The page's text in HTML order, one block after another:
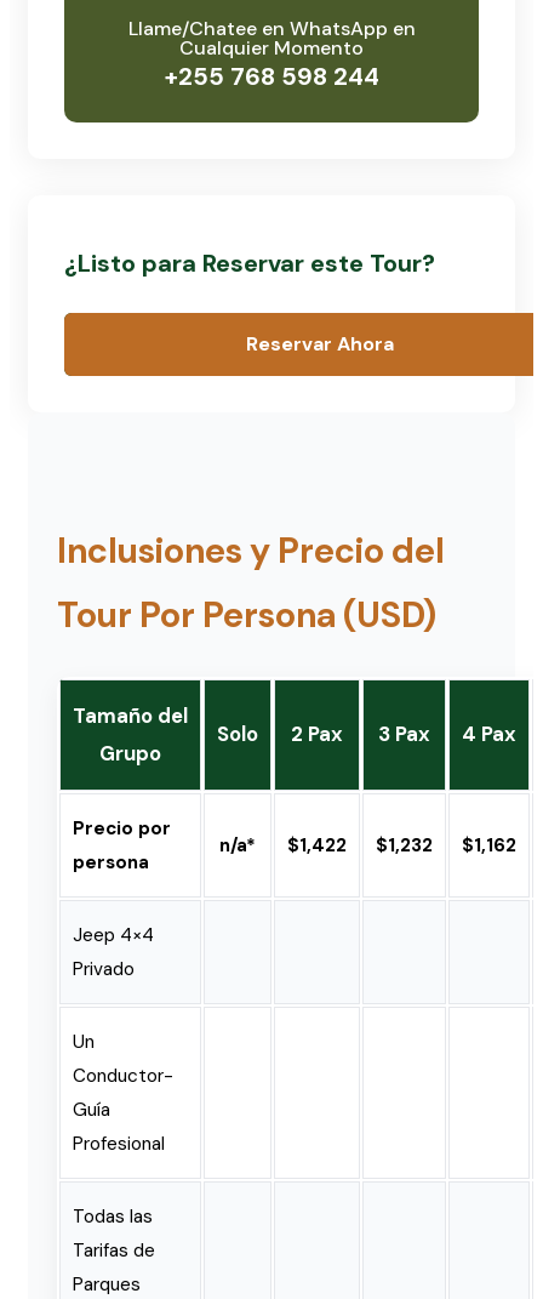
Llame/Chatee en WhatsApp en
Cualquier Momento
+255 768 598 244
¿Listo para Reservar este Tour?
Reservar Ahora
Inclusiones y Precio del
Tour Por Persona (USD)
Tamaño del
Grupo
Solo 2 Pax 3 Pax 4 Pax
Precio por
persona
n/a* $1,422 $1,232 $1,162
Jeep 4×4
Privado
Un
Conductor-
Guía
Profesional
Todas las
Tarifas de
Parques